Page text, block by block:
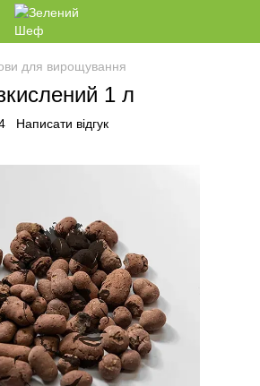
для вирощування
1 л
Написати відгук